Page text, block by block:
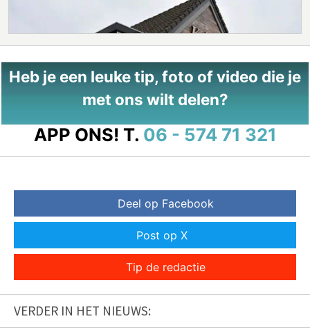
Heb je een leuke tip, foto of video die je
met ons wilt delen?
APP ONS! T. 06 - 574 71 321
Deel op Facebook
Post op X
Tip de redactie
VERDER IN HET NIEUWS: